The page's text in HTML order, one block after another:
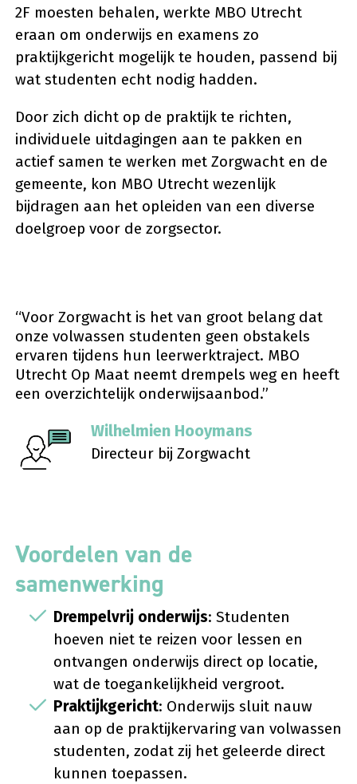
2F moesten behalen, werkte MBO Utrecht
eraan om onderwijs en examens zo
praktijkgericht mogelijk te houden, passend bij
wat studenten echt nodig hadden.
Door zich dicht op de praktijk te richten,
individuele uitdagingen aan te pakken en
actief samen te werken met Zorgwacht en de
gemeente, kon MBO Utrecht wezenlijk
bijdragen aan het opleiden van een diverse
doelgroep voor de zorgsector.
“Voor Zorgwacht is het van groot belang dat
onze volwassen studenten geen obstakels
ervaren tijdens hun leerwerktraject. MBO
Utrecht Op Maat neemt drempels weg en heeft
een overzichtelijk onderwijsaanbod.”
Wilhelmien Hooymans
Directeur bij Zorgwacht
Voordelen van de
samenwerking
Drempelvrij onderwijs: Studenten
hoeven niet te reizen voor lessen en
ontvangen onderwijs direct op locatie,
wat de toegankelijkheid vergroot.
Praktijkgericht: Onderwijs sluit nauw
aan op de praktijkervaring van volwassen
studenten, zodat zij het geleerde direct
kunnen toepassen.